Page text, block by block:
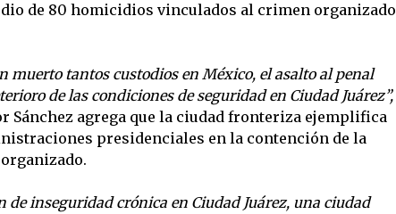
de 80 homicidios vinculados al crimen organizado
muerto tantos custodios en México, el asalto al penal
de las condiciones de seguridad en Ciudad Juárez”,
Sánchez agrega que la ciudad fronteriza ejemplifica
presidenciales en la contención de la
de inseguridad crónica en Ciudad Juárez, una ciudad